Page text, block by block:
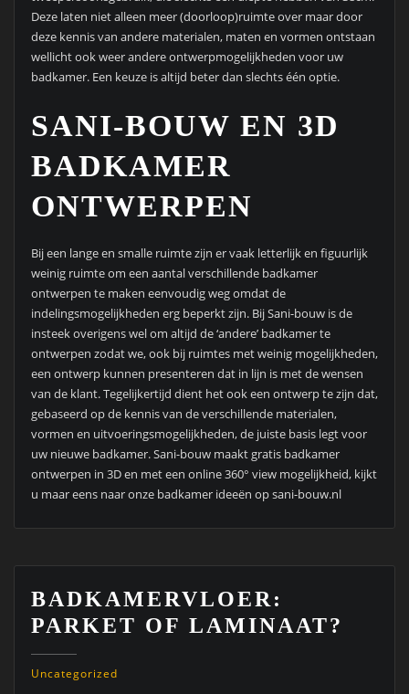
Deze laten niet alleen meer (doorloop)ruimte over maar door
deze kennis van andere materialen, maten en vormen ontstaan
wellicht ook weer andere ontwerpmogelijkheden voor uw
badkamer. Een keuze is altijd beter dan slechts één optie.
SANI-BOUW EN 3D
BADKAMER
ONTWERPEN
Bij een lange en smalle ruimte zijn er vaak letterlijk en figuurlijk
weinig ruimte om een aantal verschillende badkamer
ontwerpen te maken eenvoudig weg omdat de
indelingsmogelijkheden erg beperkt zijn. Bij Sani-bouw is de
insteek overigens wel om altijd de ‘andere’ badkamer te
ontwerpen zodat we, ook bij ruimtes met weinig mogelijkheden,
een ontwerp kunnen presenteren dat in lijn is met de wensen
van de klant. Tegelijkertijd dient het ook een ontwerp te zijn dat,
gebaseerd op de kennis van de verschillende materialen,
vormen en uitvoeringsmogelijkheden, de juiste basis legt voor
uw nieuwe badkamer. Sani-bouw maakt gratis badkamer
ontwerpen in 3D en met een online 360° view mogelijkheid, kijkt
u maar eens naar onze badkamer ideeën op sani-bouw.nl
BADKAMERVLOER:
PARKET OF LAMINAAT?
Uncategorized